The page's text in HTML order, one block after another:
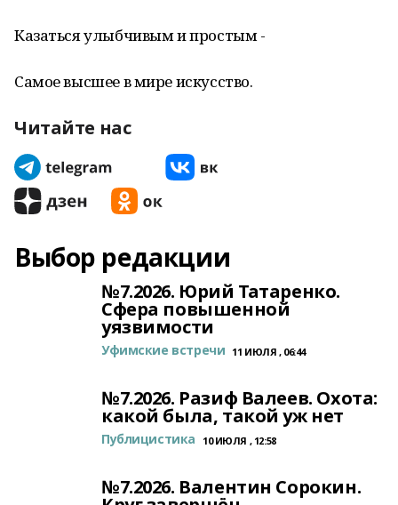
Казаться улыбчивым и простым -
Самое высшее в мире искусство.
Читайте нас
Выбор редакции
№7.2026. Юрий Татаренко.
Сфера повышенной
уязвимости
Уфимские встречи 11 ИЮЛЯ , 06:44
№7.2026. Разиф Валеев. Охота:
какой была, такой уж нет
Публицистика 10 ИЮЛЯ , 12:58
№7.2026. Валентин Сорокин.